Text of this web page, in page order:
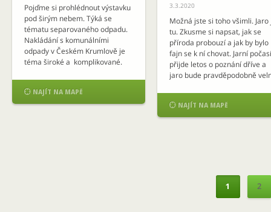
Pojďme si prohlédnout výstavku
pod širým nebem. Týká se
tématu separovaného odpadu.
Nakládání s komunálními
odpady v Českém Krumlově je
téma široké a komplikované.
třídění odpadu. To by byl
obrovský seriál, který by měl být
 NAJÍT NA MAPĚ
3.3.2020
Možná jste si toho všimli. Jaro
tu. Zkusme si napsat, jak se
příroda probouzí a jak by bylo
fajn se k ní chovat. Jarní počasí
přijde letos o poznání dříve a
jaro bude pravděpodobně
horké dny. Jaro jak si ho
pamatujete z dětství, už
 NAJÍT NA MAPĚ
1 2